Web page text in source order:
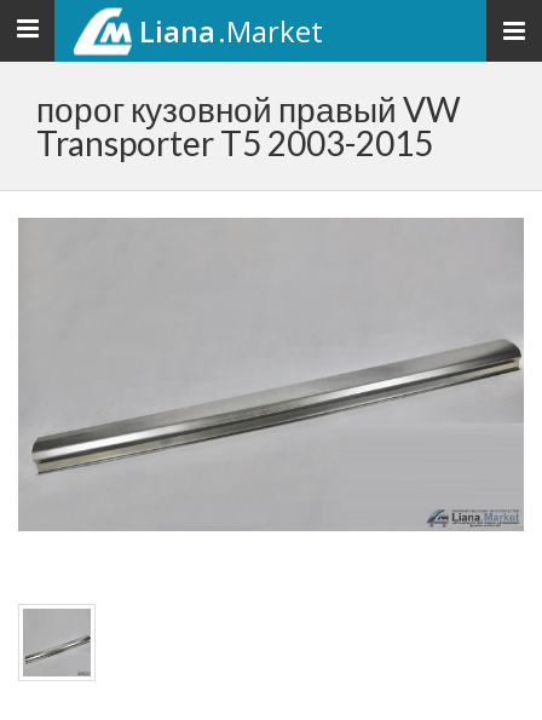
Toggle
navigation
Liana.Market
порог кузовной правый VW
Transporter T5 2003-2015